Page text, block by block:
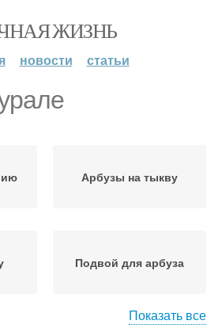
ЖИЗНЬ
новости статьи
Арбузы на тыкву
Подвой для арбуза
Показать все